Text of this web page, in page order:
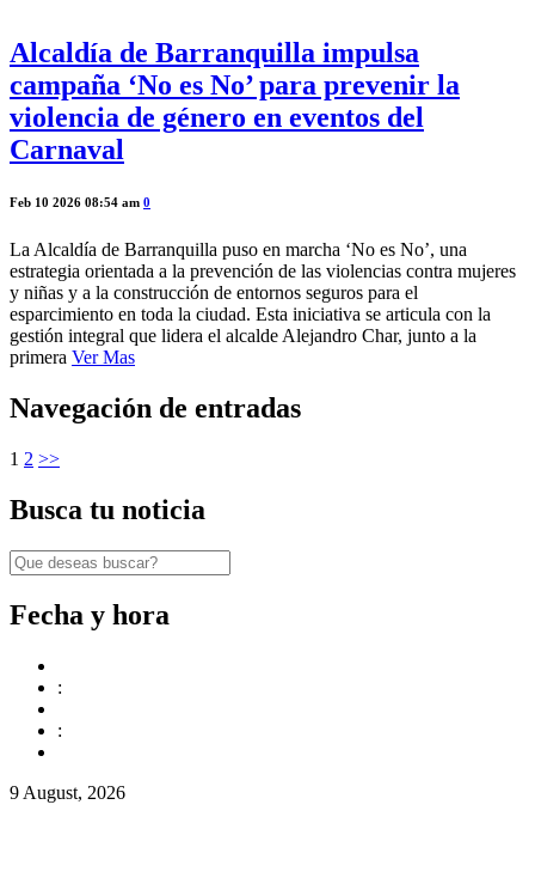
Alcaldía de Barranquilla impulsa
campaña ‘No es No’ para prevenir la
violencia de género en eventos del
Carnaval
Feb 10 2026 08:54 am 0
La Alcaldía de Barranquilla puso en marcha ‘No es No’, una
estrategia orientada a la prevención de las violencias contra mujeres
y niñas y a la construcción de entornos seguros para el
esparcimiento en toda la ciudad. Esta iniciativa se articula con la
gestión integral que lidera el alcalde Alejandro Char, junto a la
primera Ver Mas
Navegación de entradas
1 2 >>
Busca tu noticia
Fecha y hora
:
:
9 August, 2026